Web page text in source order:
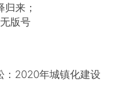
来；
版号
：2020年城镇化建设